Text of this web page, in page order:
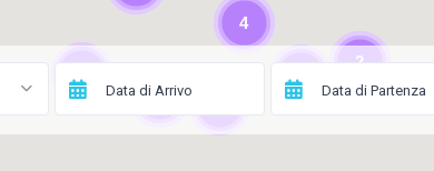
8
2
4
2